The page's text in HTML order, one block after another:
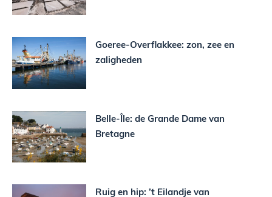
Goeree-Overflakkee: zon, zee en
zaligheden
Belle-Île: de Grande Dame van
Bretagne
Ruig en hip: ’t Eilandje van